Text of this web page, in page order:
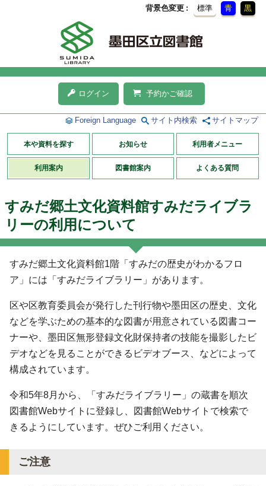
背景色変更 標準 青 黒
ログイン 予約かご確認
Foreign Language サイト内検索 サイトマップ
本や資料を探す お知らせ 利用者メニュー
利用案内 図書館案内 よくある質問
すみだ郷土文化資料館すみだライブラ
リーの利用について
すみだ郷土文化資料館1階「すみだの歴史がわかるフロ
ア」には「すみだライブラリー」があります。
区や区教育委員会が発行した刊行物や墨田区の歴史、文化
などを学ぶための基本的な図書が用意されている図書コー
ナーや、墨田区無形登録文化財保持者の技能を撮影したビ
デオなどを見ることができるビデオブース、などによって
構成されています。
令和5年8月から、「すみだライブラリー」の蔵書を順次
図書館Webサイトに登録し、図書館Webサイトで検索で
きるようにしています。ぜひご利用ください。
ご注意